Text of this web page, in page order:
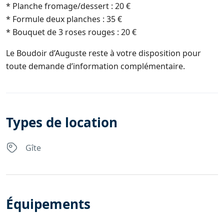
* Planche fromage/dessert : 20 €
* Formule deux planches : 35 €
* Bouquet de 3 roses rouges : 20 €
Le Boudoir d’Auguste reste à votre disposition pour
toute demande d’information complémentaire.
Types de location
Gîte
Équipements